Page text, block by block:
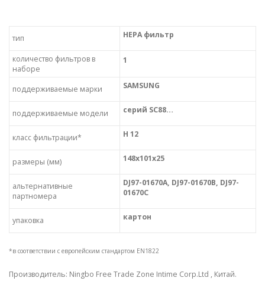
тип HEPA фильтр
количество фильтров в
наборе
1
поддерживаемые марки SAMSUNG
поддерживаемые модели серий SC88…
класс фильтрации* H 12
размеры (мм) 148х101х25
альтернативные
партномера
DJ97-01670A, DJ97-01670B, DJ97-
01670C
упаковка картон
*в соответствии с европейским стандартом EN1822
Производитель: Ningbo Free Trade Zone Intime Corp.Ltd , Китай.